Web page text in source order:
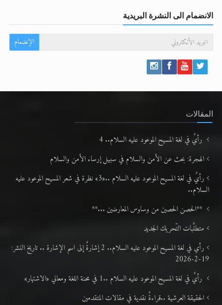
الانضمام الى النشرة البريدية
الإنضمام
المقالات
رأيٌ في لغة المسيح الموعود عليه السلام.. 4
الهجرة: بحث عن الأمن والسلام في سبيل إرساء الأمن والسلام
رأيٌ في لغة المسيح الموعود عليه السلام ..«3» نظرة في شعر المسيح الموعود عليه
السلام..
**الحصن الحصين من وساوس المعارضين ...**
متطلَّبات التّحريك الجديد
رأي في لغة المسيح الموعود عليه السلام.. 2 إشارةٌ إلى اسم الإشارة .. تاريخ النشر:
19-2-2026
رأيٌ في لغة المسيح الموعود عليه السلام ..1 في محنة اللغة ومعاني «الاشتهار»
الحقيقة العرشية ..قراءةٌ نقدية في مقالات المتقدمين